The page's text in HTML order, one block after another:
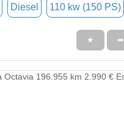
Diesel 110 kw (150 PS)
★ ➦